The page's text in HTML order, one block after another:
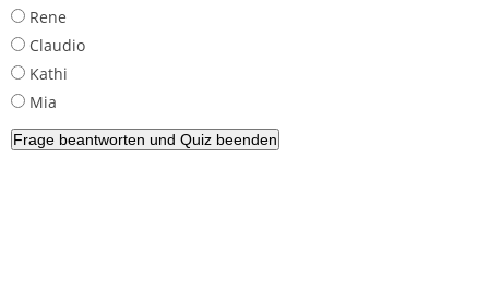
Rene
Claudio
Kathi
Mia